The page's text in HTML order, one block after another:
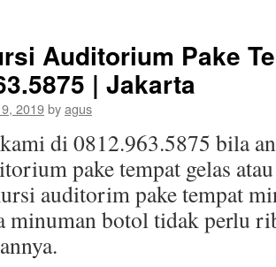
Auditorium Pake
| Jakarta
2019byagus
di 0812.963.5875 bila
pake tempat gelas
auditorim pake tempat
minuman botol tidak perlu